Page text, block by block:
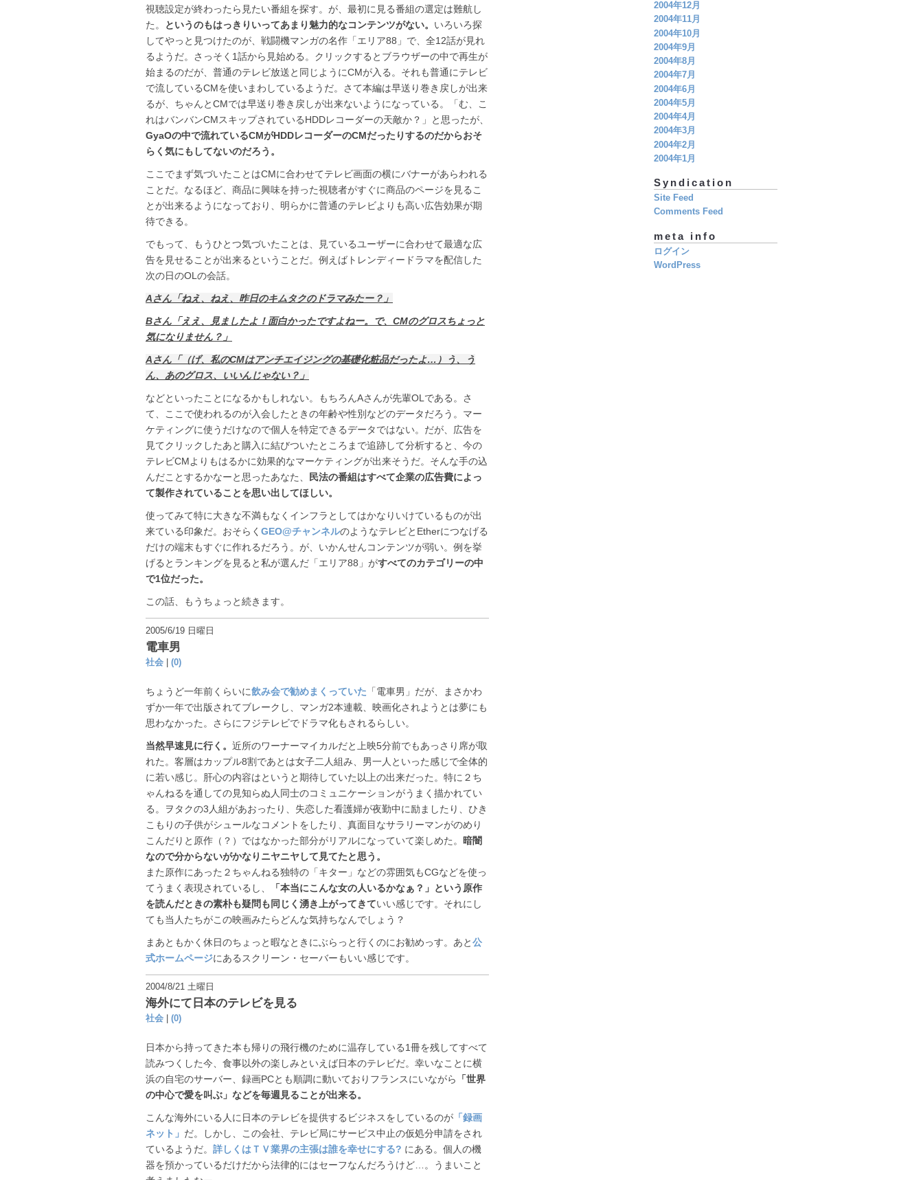
視聴設定が終わったら見たい番組を探す。が、最初に見る番組の選定は難航し
た。
というのもはっきりいってあまり魅力的なコンテンツがない。 いろいろ探
してやっと見つけたのが、戦闘機マンガの名作「エリア88」で、全12話が見れ
るようだ。さっそく1話から見始める。クリックするとブラウザーの中で再生が
始まるのだが、普通のテレビ放送と同じようにCMが入る。それも普通にテレビ
で流しているCMを使いまわしているようだ。さて本編は早送り巻き戻しが出来
るが、ちゃんとCMでは早送り巻き戻しが出来ないようになっている。「む、こ
れはバンバンCMスキップされているHDDレコーダーの天敵か？」と思ったが、
GyaOの中で流れているCMがHDDレコーダーのCMだったりするのだからおそ
らく気にもしてないのだろう。
ここでまず気づいたことはCMに合わせてテレビ画面の横にバナーがあらわれる
ことだ。なるほど、商品に興味を持った視聴者がすぐに商品のページを見るこ
とが出来るようになっており、明らかに普通のテレビよりも高い広告効果が期
待できる。
でもって、もうひとつ気づいたことは、見ているユーザーに合わせて最適な広
告を見せることが出来るということだ。例えばトレンディードラマを配信した
次の日のOLの会話。
Aさん「ねえ、ねえ、昨日のキムタクのドラマみたー？」
Bさん「ええ、見ましたよ！面白かったですよねー。で、CMのグロスちょっと
気になりません？」
Aさん「（げ、私のCMはアンチエイジングの基礎化粧品だったよ…）う、う
ん、あのグロス、いいんじゃない？」
などといったことになるかもしれない。もちろんAさんが先輩OLである。さ
て、ここで使われるのが入会したときの年齢や性別などのデータだろう。マー
ケティングに使うだけなので個人を特定できるデータではない。だが、広告を
見てクリックしたあと購入に結びついたところまで追跡して分析すると、今の
テレビCMよりもはるかに効果的なマーケティングが出来そうだ。そんな手の込
んだことするかなーと思ったあなた、
民法の番組はすべて企業の広告費によっ
て製作されていることを思い出してほしい。
使ってみて特に大きな不満もなくインフラとしてはかなりいけているものが出
来ている印象だ。おそらく GEO@チャンネルのようなテレビとEtherにつなげる
だけの端末もすぐに作れるだろう。が、いかんせんコンテンツが弱い。例を挙
げるとランキングを見ると私が選んだ「エリア88」がすべてのカテゴリーの中
で1位だった。
この話、もうちょっと続きます。
2005/6/19 日曜日
電車男
社会 (0)
ちょうど一年前くらいに飲み会で勧めまくっていた 「電車男」だが、まさかわ
ずか一年で出版されてブレークし、マンガ2本連載、映画化されようとは夢にも
思わなかった。さらにフジテレビでドラマ化もされるらしい。
当然早速見に行く。 近所のワーナーマイカルだと上映5分前でもあっさり席が取
れた。客層はカップル8割であとは女子二人組み、男一人といった感じで全体的
に若い感じ。肝心の内容はというと期待していた以上の出来だった。特に２ち
ゃんねるを通しての見知らぬ人同士のコミュニケーションがうまく描かれてい
る。ヲタクの3人組があおったり、失恋した看護婦が夜勤中に励ましたり、ひき
こもりの子供がシュールなコメントをしたり、真面目なサラリーマンがのめり
こんだりと原作（？）ではなかった部分がリアルになっていて楽しめた。 暗闇
なので分からないがかなりニヤニヤして見てたと思う。
また原作にあった２ちゃんねる独特の「キター」などの雰囲気もCGなどを使っ
てうまく表現されているし、
「本当にこんな女の人いるかなぁ？」という原作
を読んだときの素朴も疑問も同じく湧き上がってきていい感じです。それにし
ても当人たちがこの映画みたらどんな気持ちなんでしょう？
まあともかく休日のちょっと暇なときにぶらっと行くのにお勧めっす。あと公
式ホームページにあるスクリーン・セーバーもいい感じです。
2004/8/21 土曜日
海外にて日本のテレビを見る
社会 (0)
日本から持ってきた本も帰りの飛行機のために温存している1冊を残してすべて
読みつくした今、食事以外の楽しみといえば日本のテレビだ。幸いなことに横
浜の自宅のサーバー、録画PCとも順調に動いておりフランスにいながら
「世界
の中心で愛を叫ぶ」などを毎週見ることが出来る。
こんな海外にいる人に日本のテレビを提供するビジネスをしているのが 「録画
ネット」 だ。しかし、この会社、テレビ局にサービス中止の仮処分申請をされ
ているようだ。 詳しくはＴＶ業界の主張は誰を幸せにする? にある。個人の機
器を預かっているだけだから法律的にはセーフなんだろうけど…。うまいこと
2004年12月
2004年11月
2004年10月
2004年9月
2004年8月
2004年7月
2004年6月
2004年5月
2004年4月
2004年3月
2004年2月
2004年1月
Syndication
Site Feed
Comments Feed
meta info
ログイン
WordPress